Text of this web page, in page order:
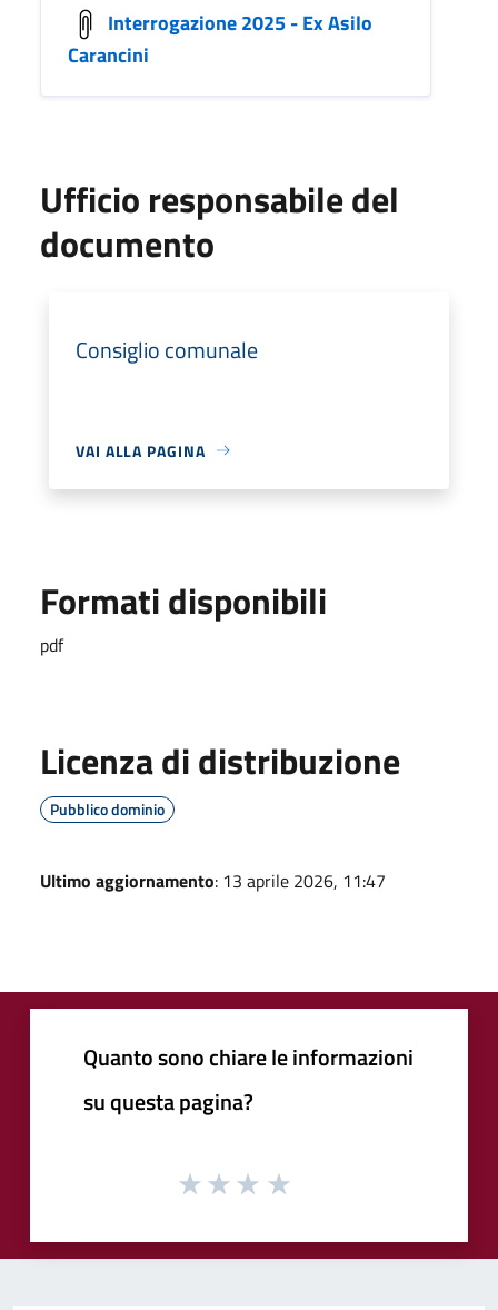
Interrogazione 2025 - Ex Asilo
Carancini
Ufficio responsabile del
documento
Consiglio comunale
VAI ALLA PAGINA
Formati disponibili
pdf
Licenza di distribuzione
Pubblico dominio
Ultimo aggiornamento: 13 aprile 2026, 11:47
Quanto sono chiare le informazioni
su questa pagina?